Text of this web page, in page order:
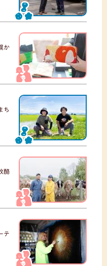
か
ち
酪
テ